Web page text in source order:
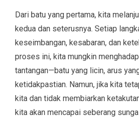
Dari batu yang pertama, kita
kedua dan seterusnya. Setiap
keseimbangan, kesabaran, dan
proses ini, kita mungkin
tantangan—batu yang licin, arus
ketidakpastian. Namun, jika kita
kita dan tidak membiarkan
kita akan mencapai seberang